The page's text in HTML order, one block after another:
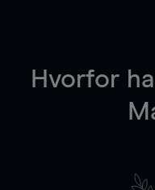
Hvorfor